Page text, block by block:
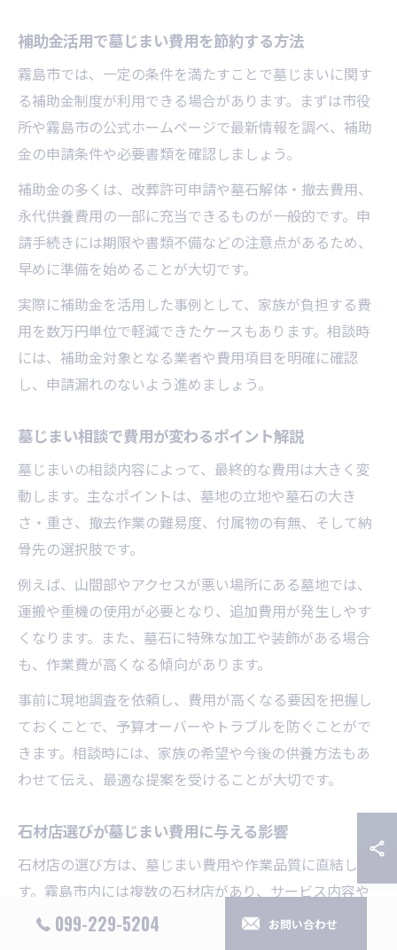
補助金活用で墓じまい費用を節約する方法
霧島市では、一定の条件を満たすことで墓じまいに関す
る補助金制度が利用できる場合があります。まずは市役
所や霧島市の公式ホームページで最新情報を調べ、補助
金の申請条件や必要書類を確認しましょう。
補助金の多くは、改葬許可申請や墓石解体・撤去費用、
永代供養費用の一部に充当できるものが一般的です。申
請手続きには期限や書類不備などの注意点があるため、
早めに準備を始めることが大切です。
実際に補助金を活用した事例として、家族が負担する費
用を数万円単位で軽減できたケースもあります。相談時
には、補助金対象となる業者や費用項目を明確に確認
し、申請漏れのないよう進めましょう。
墓じまい相談で費用が変わるポイント解説
墓じまいの相談内容によって、最終的な費用は大きく変
動します。主なポイントは、墓地の立地や墓石の大き
さ・重さ、撤去作業の難易度、付属物の有無、そして納
骨先の選択肢です。
例えば、山間部やアクセスが悪い場所にある墓地では、
運搬や重機の使用が必要となり、追加費用が発生しやす
くなります。また、墓石に特殊な加工や装飾がある場合
も、作業費が高くなる傾向があります。
事前に現地調査を依頼し、費用が高くなる要因を把握し
ておくことで、予算オーバーやトラブルを防ぐことがで
きます。相談時には、家族の希望や今後の供養方法もあ
わせて伝え、最適な提案を受けることが大切です。
石材店選びが墓じまい費用に与える影響
石材店の選び方は、墓じまい費用や作業品質に直結しま
す。霧島市内には複数の石材店があり、サービス内容や
実績、見積もりの明確さに違いがあります。
099-229-5204 お問い合わせ